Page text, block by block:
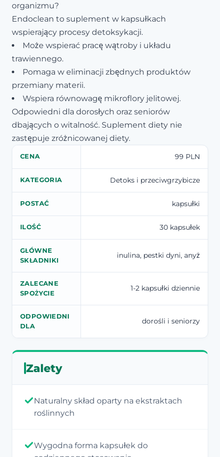
organizmu?
Endoclean to suplement w kapsułkach
wspierający procesy detoksykacji.
Może wspierać pracę wątroby i układu
trawiennego.
Pomaga w eliminacji zbędnych produktów
przemiany materii.
Wspiera równowagę mikroflory jelitowej.
Odpowiedni dla dorosłych oraz seniorów
dbających o witalność. Suplement diety nie
zastępuje zróżnicowanej diety.
CENA 99 PLN
KATEGORIA Detoks i przeciwgrzybicze
POSTAĆ kapsułki
ILOŚĆ 30 kapsułek
GŁÓWNE
SKŁADNIKI
inulina, pestki dyni, anyż
ZALECANE
SPOŻYCIE
1-2 kapsułki dziennie
ODPOWIEDNI
DLA
dorośli i seniorzy
Zalety
Naturalny skład oparty na ekstraktach
roślinnych
Wygodna forma kapsułek do